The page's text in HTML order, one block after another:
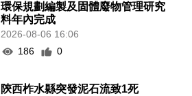
環保規劃編製及固體廢物管理研究
料年內完成
2026-08-06 16:06
186
0
陝西柞水縣突發泥石流致1死